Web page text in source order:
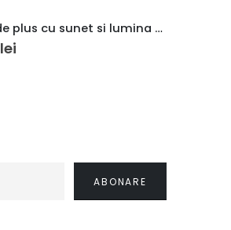
Jucarie de plus cu sunet si lumina The Gro Company, Reincarcabil, Ursul Pip, Multicolor
lei